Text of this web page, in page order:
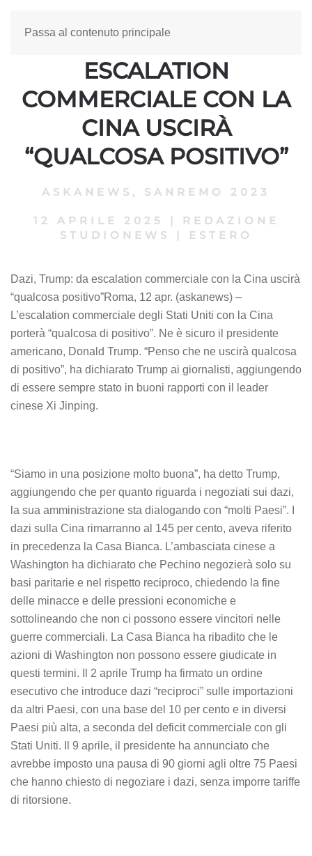
Passa al contenuto principale
DAZI, TRUMP: DA
ESCALATION
COMMERCIALE CON LA
CINA USCIRÀ
“QUALCOSA POSITIVO”
ASKANEWS , SANREMO 2023
12 APRILE 2025 |
REDAZIONE
STUDIONEWS
| ESTERO
Dazi, Trump: da escalation commerciale con la Cina uscirà
“qualcosa positivo”Roma, 12 apr. (askanews) –
L’escalation commerciale degli Stati Uniti con la Cina
porterà “qualcosa di positivo”. Ne è sicuro il presidente
americano, Donald Trump. “Penso che ne uscirà qualcosa
di positivo”, ha dichiarato Trump ai giornalisti, aggiungendo
di essere sempre stato in buoni rapporti con il leader
cinese Xi Jinping.
“Siamo in una posizione molto buona”, ha detto Trump,
aggiungendo che per quanto riguarda i negoziati sui dazi,
la sua amministrazione sta dialogando con “molti Paesi”. I
dazi sulla Cina rimarranno al 145 per cento, aveva riferito
in precedenza la Casa Bianca. L’ambasciata cinese a
Washington ha dichiarato che Pechino negozierà solo su
basi paritarie e nel rispetto reciproco, chiedendo la fine
delle minacce e delle pressioni economiche e
sottolineando che non ci possono essere vincitori nelle
guerre commerciali. La Casa Bianca ha ribadito che le
azioni di Washington non possono essere giudicate in
questi termini. Il 2 aprile Trump ha firmato un ordine
esecutivo che introduce dazi “reciproci” sulle importazioni
da altri Paesi, con una base del 10 per cento e in diversi
Paesi più alta, a seconda del deficit commerciale con gli
Stati Uniti. Il 9 aprile, il presidente ha annunciato che
avrebbe imposto una pausa di 90 giorni agli oltre 75 Paesi
che hanno chiesto di negoziare i dazi, senza imporre tariffe
di ritorsione.